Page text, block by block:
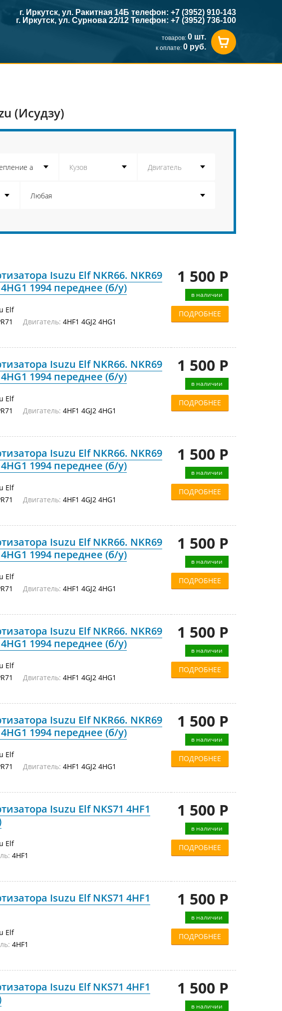
г. Иркутск, ул. Ракитная 14Б телефон: +7 (3952) 910-143
г. Иркутск, ул. Сурнова 22/12 Телефон: +7 (3952) 736-100
товаров: 0 шт.
к оплате: 0 руб.
(Исудзу)
Isuzu Elf NKR66. NKR69
4HG1 1994 переднее (б/у)
Elf
Двигатель: 4HF1 4GJ2 4HG1
1 500 Р
в наличии
ПОДРОБНЕЕ
Isuzu Elf NKR66. NKR69
4HG1 1994 переднее (б/у)
Elf
Двигатель: 4HF1 4GJ2 4HG1
1 500 Р
в наличии
ПОДРОБНЕЕ
Isuzu Elf NKR66. NKR69
4HG1 1994 переднее (б/у)
Elf
Двигатель: 4HF1 4GJ2 4HG1
1 500 Р
в наличии
ПОДРОБНЕЕ
Isuzu Elf NKR66. NKR69
4HG1 1994 переднее (б/у)
Elf
Двигатель: 4HF1 4GJ2 4HG1
1 500 Р
в наличии
ПОДРОБНЕЕ
Isuzu Elf NKR66. NKR69
4HG1 1994 переднее (б/у)
Elf
Двигатель: 4HF1 4GJ2 4HG1
1 500 Р
в наличии
ПОДРОБНЕЕ
Isuzu Elf NKR66. NKR69
4HG1 1994 переднее (б/у)
Elf
Двигатель: 4HF1 4GJ2 4HG1
1 500 Р
в наличии
ПОДРОБНЕЕ
Isuzu Elf NKS71 4HF1
Elf
4HF1
1 500 Р
в наличии
ПОДРОБНЕЕ
Isuzu Elf NKS71 4HF1
Elf
4HF1
1 500 Р
в наличии
ПОДРОБНЕЕ
Isuzu Elf NKS71 4HF1
1 500 Р
в наличии